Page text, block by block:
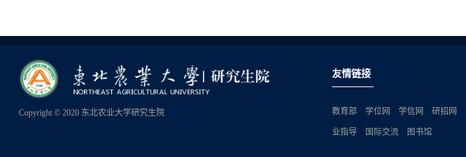
Copyright © 2020 东北农业大学研究生院
友情链接
教育部 学位网 学信网 研招网
业指导 国际交流 图书馆